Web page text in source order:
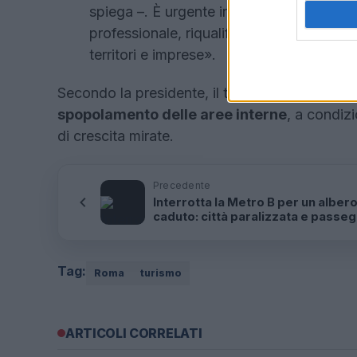
spiega –. È urgente investire in politiche
professionale, riqualifichino i percorsi
territori e imprese».
Secondo la presidente, il turismo rurale
spopolamento delle aree interne, a
di crescita mirate.
Precedente
Interrotta la Metro B per un albero
caduto: città paralizzata e
Tag: Roma turismo
ARTICOLI CORRELATI